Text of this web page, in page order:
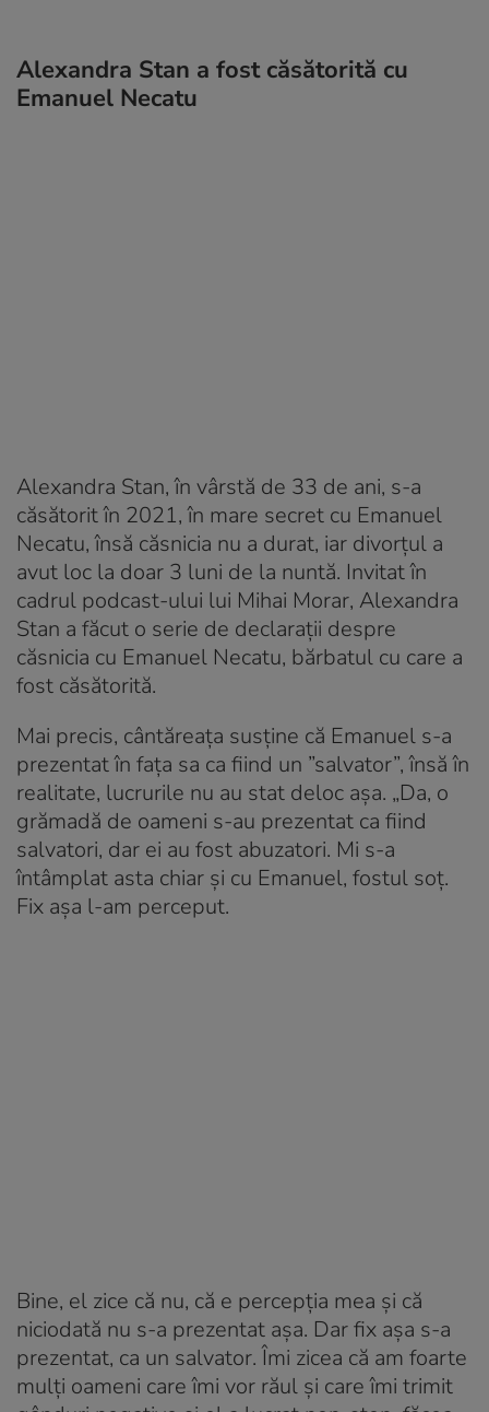
Alexandra Stan a fost căsătorită cu
Emanuel Necatu
Alexandra Stan, în vârstă de 33 de ani, s-a
căsătorit în 2021, în mare secret cu Emanuel
Necatu, însă căsnicia nu a durat, iar divorțul a
avut loc la doar 3 luni de la nuntă. Invitat în
cadrul podcast-ului lui Mihai Morar, Alexandra
Stan a făcut o serie de declarații despre
căsnicia cu Emanuel Necatu, bărbatul cu care a
fost căsătorită.
Mai precis, cântăreața susține că Emanuel s-a
prezentat în fața sa ca fiind un ”salvator”, însă în
realitate, lucrurile nu au stat deloc așa. „Da, o
grămadă de oameni s-au prezentat ca fiind
salvatori, dar ei au fost abuzatori. Mi s-a
întâmplat asta chiar și cu Emanuel, fostul soț.
Fix așa l-am perceput.
Bine, el zice că nu, că e percepția mea și că
niciodată nu s-a prezentat așa. Dar fix așa s-a
prezentat, ca un salvator. Îmi zicea că am foarte
mulți oameni care îmi vor răul și care îmi trimit